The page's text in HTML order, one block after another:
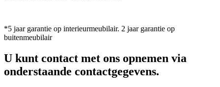
*5 jaar garantie op interieurmeubilair. 2 jaar garantie op
buitenmeubilair
U kunt contact met ons opnemen via
onderstaande contactgegevens.